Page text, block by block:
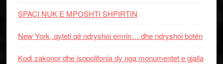
SPAÇI NUK E MPOSHTI SHPIRTIN
New York, qyteti që ndryshoi emrin… dhe ndryshoi botën
Kodi zakonor dhe isopolifonia dy nga monumentet e gjalla